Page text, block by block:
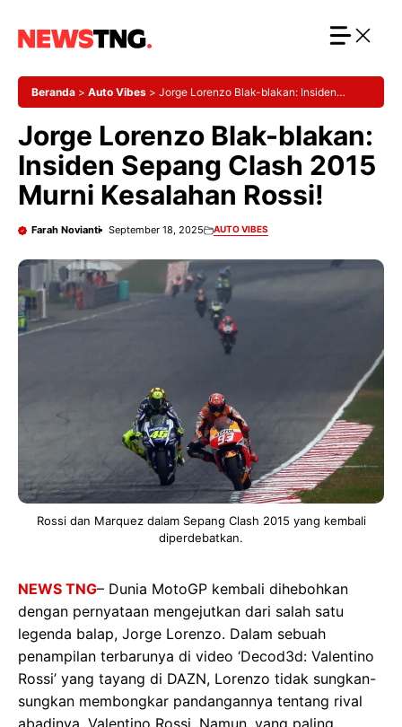
Beranda > Auto Vibes > Jorge Lorenzo Blak-blakan: Insiden
Jorge Lorenzo Blak-blakan:
Insiden Sepang Clash 2015
Murni Kesalahan Rossi!
Farah Novianti September 18, 2025 AUTO VIBES
Rossi dan Marquez dalam Sepang Clash 2015 yang kembali
diperdebatkan.
NEWS TNG– Dunia MotoGP kembali dihebohkan
dengan pernyataan mengejutkan dari salah satu
legenda balap, Jorge Lorenzo. Dalam sebuah
penampilan terbarunya di video ‘Decod3d: Valentino
Rossi’ yang tayang di DAZN, Lorenzo tidak sungkan-
sungkan membongkar pandangannya tentang rival